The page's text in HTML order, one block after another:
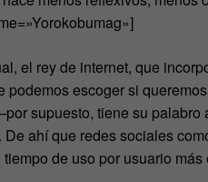
el rey de internet, que
escoger si
supuesto, tiene su
ahí que redes sociales
de uso por usuario